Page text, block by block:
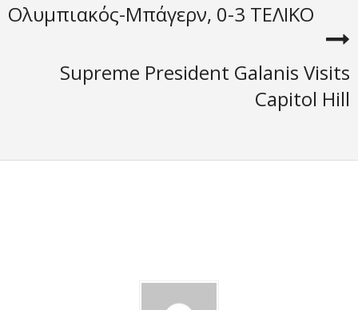
Ολυμπιακός-Μπάγερν, 0-3 ΤΕΛΙΚΟ
Supreme President Galanis Visits
Capitol Hill